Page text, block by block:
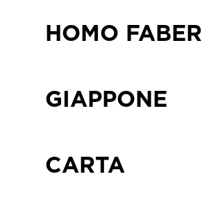
HOMO FABER
GIAPPONE
CARTA